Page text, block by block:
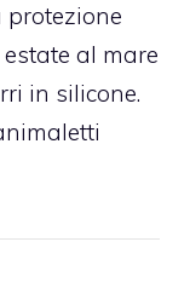
al mare
in silicone.